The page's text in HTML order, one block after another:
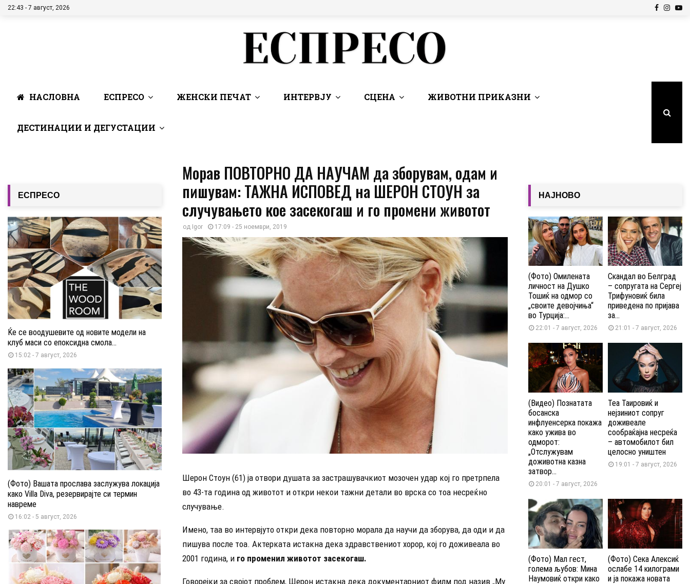
22:43 - 7 август, 2026 Facebook
НАСЛОВНА ЕСПРЕСО ЖЕНСКИ ПЕЧАТ ИНТЕРВЈУ СЦЕНА ЖИВОТНИ ПРИКАЗНИ
ДЕСТИНАЦИИ И ДЕГУСТАЦИИ
Морав ПОВТОРНО ДА НАУЧАМ да зборувам, одам и
пишувам: ТАЖНА ИСПОВЕД на ШЕРОН СТОУН за
случувањето кое засекогаш и го промени животот
од Igor 17:09 - 25 ноември, 2019
Шерон Стоун (61) ја отвори душата за застрашувачкиот мозочен удар кој го претрпела
во 43-та година од животот и откри некои тажни детали во врска со тоа несреќно
случување.
Имено, таа во интервјуто откри дека повторно морала да научи да зборува, да оди и да
пишува после тоа. Актерката истакна дека здравствениот хорор, кој го доживеала во
2001 година, и го променил животот засекогаш.
Говорејки за својот проблем, Шерон истакна дека документарниот филм под назив „My
ЕСПРЕСО
Ќе се воодушевите од новите модели на
клуб маси со епоксидна смола...
15:02 - 7 август, 2026
(Фото) Вашата прослава заслужува локација
како Villa Diva, резервирајте си термин
навреме
16:02 - 5 август, 2026
НАЈНОВО
(Фото) Омилената
личност на Душко
Тошиќ на одмор со
„своите девојчиња“
во Турција:...
22:01 - 7 август, 2026
Скандал во Белград
– сопругата на Сергеј
Трифуновиќ била
приведена по пријава
за...
21:01 - 7 август, 2026
(Видео) Познатата
босанска
инфлуенсерка покажа
како ужива во
одморот:
„Отслужувам
доживотна казна
затвор...
20:01 - 7 август, 2026
Теа Таировиќ и
нејзиниот сопруг
доживеале
сообраќајна несреќа
– автомобилот бил
целосно уништен
19:01 - 7 август, 2026
(Фото) Мал гест,
голема љубов: Мина
Наумовиќ откри како
(Фото) Сека Алексиќ
ослабе 14 килограми
и ја покажа новата